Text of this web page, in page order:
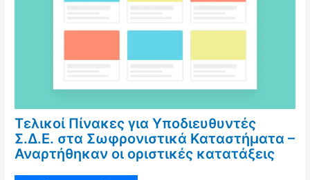
Τελικοί Πίνακες για Υποδιευθυντές
Σ.Δ.Ε. στα Σωφρονιστικά Καταστήματα –
Αναρτήθηκαν οι οριστικές κατατάξεις